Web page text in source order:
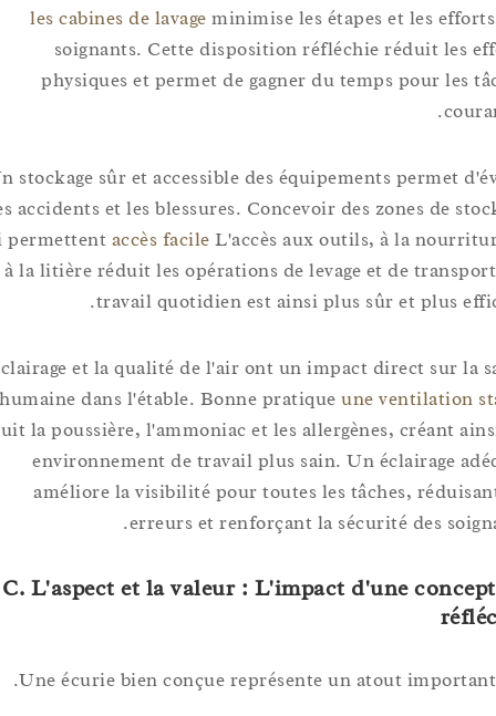
les cabines de lavageminimise les étapes et les
soignants. Cette disposition réfléchie réduit
physiques et permet de gagner du temps pour
Un stockage sûr et accessible des équipements
les accidents et les blessures. Concevoir des zones de
qui permettentaccès facileL'accès aux outils, à la
à la litière réduit les opérations de levage et de
travail quotidien est ainsi plus sûr et plus
L'éclairage et la qualité de l'air ont un impact direct sur
humaine dans l'étable. Bonne pratique une
réduit la poussière, l'ammoniac et les allergènes, créant
environnement de travail plus sain. Un éclairage
améliore la visibilité pour toutes les tâches,
erreurs et renforçant la sécurité des
C. L'aspect et la valeur : L'impact d'une
Une écurie bien conçue représente un atout